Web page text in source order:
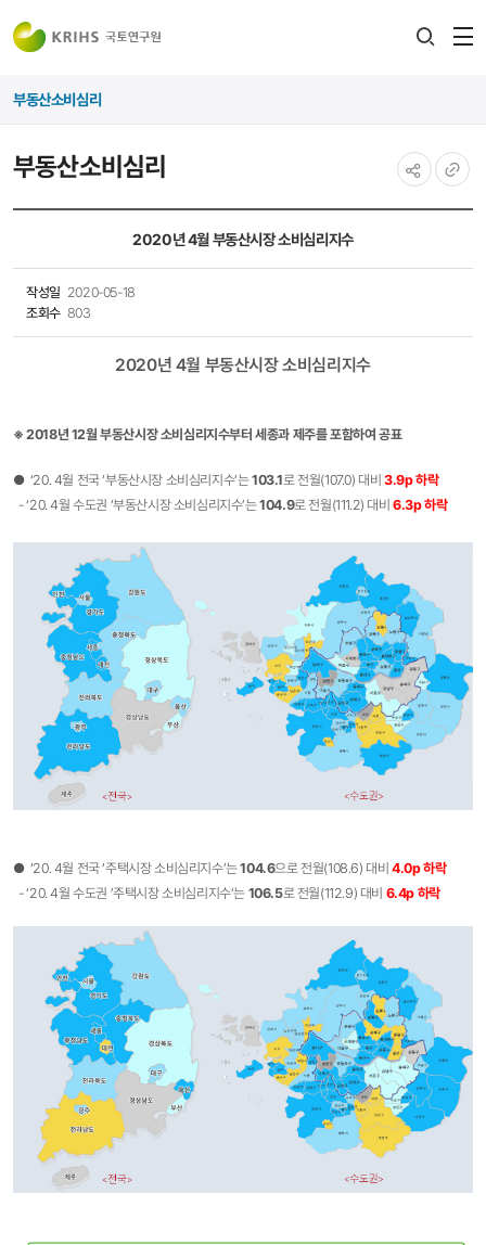
부동산소비심리
부동산소비심리
2020년 4월 부동산시장 소비심리지수
작성일 2020-05-18
조회수 803
2020년 4월 부동산시장 소비심리지수
※ 2018년 12월 부동산시장 소비심리지수부터 세종과 제주를 포함하여 공표
● ‘20. 4월 전국 ‘부동산시장 소비심리지수’는103.1로 전월(107.0) 대비 3.9p하락
- ‘20. 4월 수도권 ‘부동산시장 소비심리지수’는104.9로 전월(111.2) 대비6.3p하락
● ‘20. 4월 전국 ‘주택시장 소비심리지수’는104.6으로 전월(108.6) 대비4.0p 하락
- ‘20. 4월 수도권 ’주택시장 소비심리지수‘는 106.5로 전월(112.9) 대비 6.4p 하락